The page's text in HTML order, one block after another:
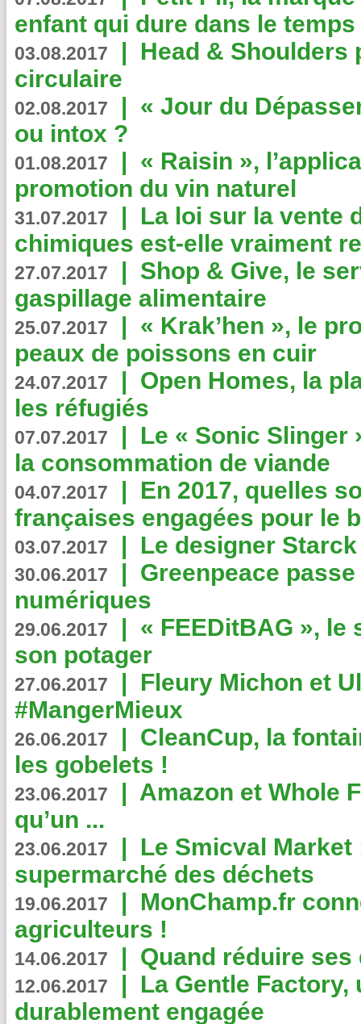
enfant qui dure dans le temps
03.08.2017 | Head & Shoulders
circulaire
02.08.2017 | « Jour du
ou intox ?
01.08.2017 | « Raisin »,
promotion du vin naturel
31.07.2017 | La loi sur la vente
chimiques est-elle vraiment
27.07.2017 | Shop & Give, le
gaspillage alimentaire
25.07.2017 | « Krak’hen », le
peaux de poissons en cuir
24.07.2017 | Open Homes, la
les réfugiés
07.07.2017 | Le « Sonic Slinger
la consommation de viande
04.07.2017 | En 2017, quelles
françaises engagées pour le
03.07.2017 | Le designer
30.06.2017 | Greenpeace
numériques
29.06.2017 | « FEEDitBAG », le
son potager
27.06.2017 | Fleury Michon et
#MangerMieux
26.06.2017 | CleanCup, la
les gobelets !
23.06.2017 | Amazon et Whole
qu’un ...
23.06.2017 | Le Smicval
supermarché des déchets
19.06.2017 | MonChamp.fr
agriculteurs !
14.06.2017 | Quand réduire
12.06.2017 | La Gentle
durablement engagée